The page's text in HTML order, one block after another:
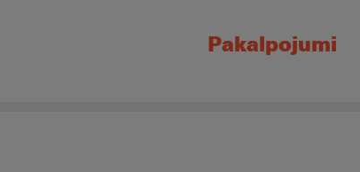
Pakalpojumi